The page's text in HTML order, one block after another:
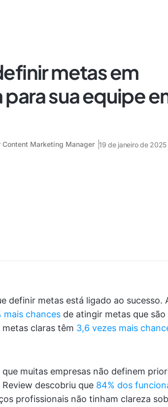
metas em
sua equipe
Content Marketing Manager 19 de janeiro de 2025
definir metas está ligado ao sucesso.
mais chances de atingir metas que
claras têm 3,6 vezes mais
que muitas empresas não definem
descobriu que 84% dos
profissionais não tinham clareza